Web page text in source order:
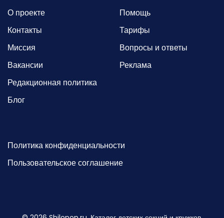
О проекте
Контакты
Миссия
Вакансии
Редакционная политика
Блог
Помощь
Тарифы
Вопросы и ответы
Реклама
Политика конфиденциальности
Пользовательское соглашение